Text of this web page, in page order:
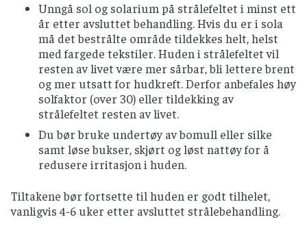
Unngå sol og solarium på strålefeltet i minst ett
år etter avsluttet behandling. Hvis du er i sola
må det bestrålte område tildekkes helt, helst
med fargede tekstiler. Huden i strålefeltet vil
resten av livet være mer sårbar, bli lettere brent
og mer utsatt for hudkreft. Derfor anbefales høy
solfaktor (over 30) eller tildekking av
strålefeltet resten av livet.
Du bør bruke undertøy av bomull eller silke
samt løse bukser, skjørt og løst nattøy for å
redusere irritasjon i huden.
Tiltakene bør fortsette til huden er godt tilhelet,
vanligvis 4-6 uker etter avsluttet strålebehandling.